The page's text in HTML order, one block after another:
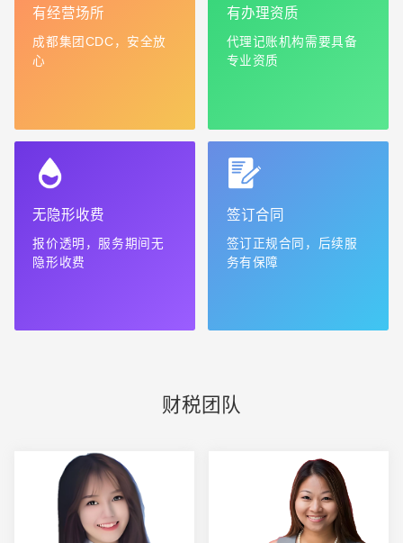
有经营场所
成都集团CDC，安全放
心
有办理资质
代理记账机构需要具备
专业资质
无隐形收费
报价透明，服务期间无
隐形收费
签订合同
签订正规合同，后续服
务有保障
财税团队